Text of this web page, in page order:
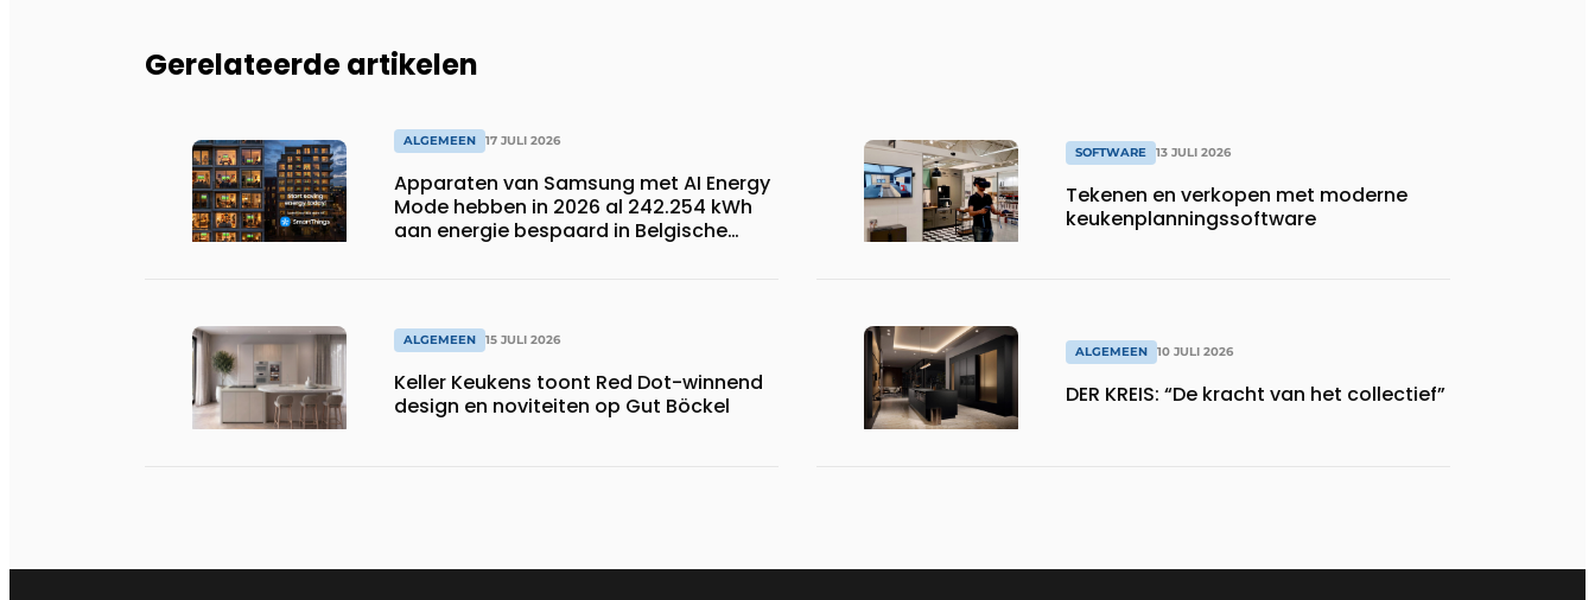
Gerelateerde artikelen
ALGEMEEN 17 JULI 2026
Apparaten van Samsung met AI Energy
Mode hebben in 2026 al 242.254 kWh
aan energie bespaard in Belgische
ALGEMEEN 15 JULI 2026
Keller Keukens toont Red Dot-winnend
design en noviteiten op Gut Böckel
SOFTWARE 13 JULI 2026
Tekenen en verkopen met moderne
keukenplanningssoftware
ALGEMEEN 10 JULI 2026
DER KREIS: “De kracht van het collectief”